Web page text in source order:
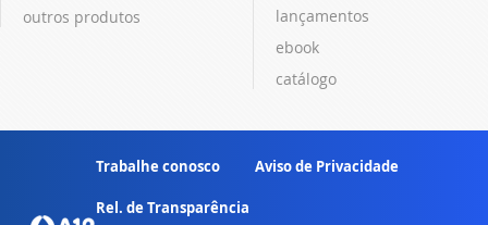
outros produtos
lançamentos
ebook
catálogo
Trabalhe conosco Aviso de Privacidade
Rel. de Transparência